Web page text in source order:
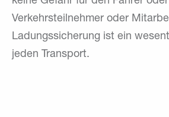
Verkehrsteilnehmer oder
Ladungssicherung ist ein
jeden Transport.